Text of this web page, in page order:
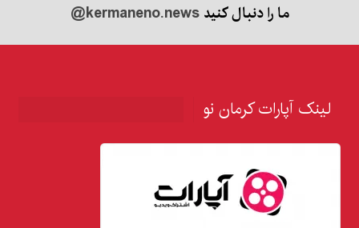
ما را دنبال کنید@kermaneno.news
لینک آپارات کرمان نو